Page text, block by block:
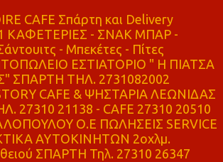
CAFE Σπάρτη και Delivery
ΚΑΦΕΤΕΡΙΕΣ - ΣΝΑΚ ΜΠΑΡ -
- Μπεκέτες - Πίτες
ΕΣΤΙΑΤΟΡΙΟ " Η ΠΙΑΤΣΑ
ΣΠΑΡΤΗ ΤΗΛ. 2731082002
CAFE & ΨΗΣΤΑΡΙΑ ΛΕΩΝΙΔΑΣ
27310 21138 - CAFE 27310 20510
Ο.Ε ΠΩΛΗΣΕΙΣ SERVICE
ΑΥΤΟΚΙΝΗΤΩΝ 2οχλμ.
ΣΠΑΡΤΗ Τηλ. 27310 26347